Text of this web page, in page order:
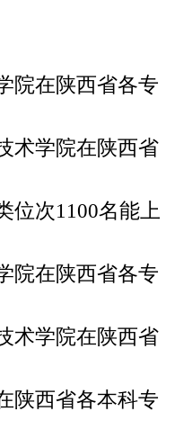
院在陕西省各专
术学院在陕西省
位次1100名能上
院在陕西省各专
术学院在陕西省
陕西省各本科专